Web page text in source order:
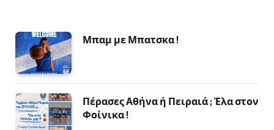
Μπαμ με Μπατσκα !
Πέρασες Αθήνα ή Πειραιά ; Έλα στον
Φοίνικα !